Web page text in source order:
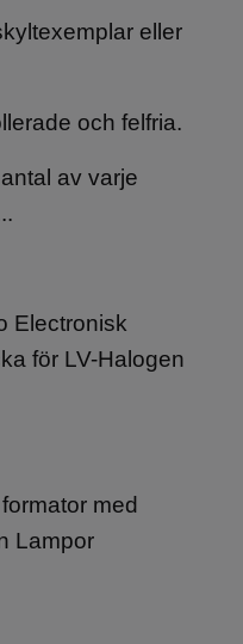
eller
och felfria.
av varje
Electronisk
för LV-Halogen
med
Lampor